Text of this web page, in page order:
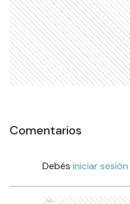
Comentarios
Debés iniciar sesión
Ads